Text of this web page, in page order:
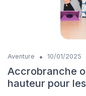
Aventure • 10/01/2025
Accrobranche
hauteur pour